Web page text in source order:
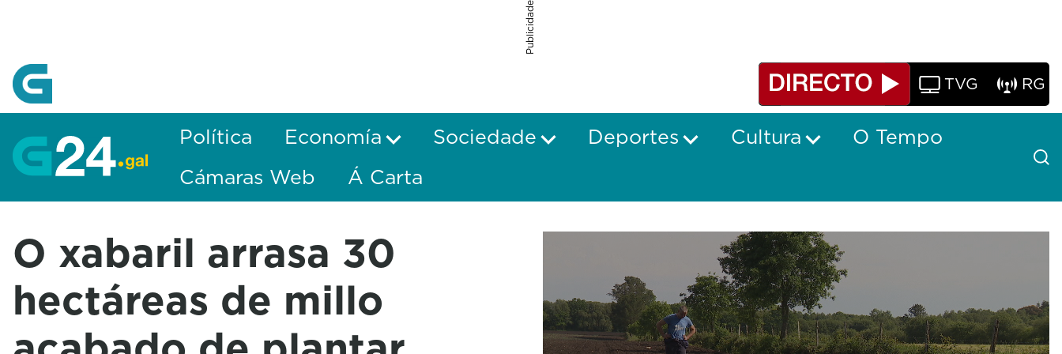
Publicidade
TVG RG
Política Economía Sociedade Deportes Cultura
O Tempo
Cámaras Web
Á Carta
O xabaril arrasa 30
hectáreas de millo